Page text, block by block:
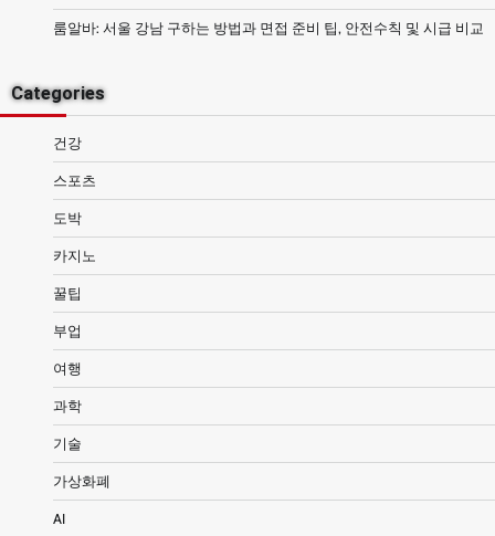
룸알바: 서울 강남 구하는 방법과 면접 준비 팁, 안전수칙 및 시급 비교
Categories
건강
스포츠
도박
카지노
꿀팁
부업
여행
과학
기술
가상화폐
AI